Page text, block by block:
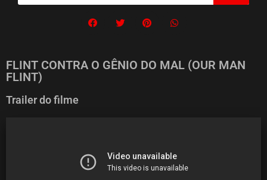
FLINT CONTRA O GÊNIO DO MAL (OUR MAN
FLINT)
Trailer do filme